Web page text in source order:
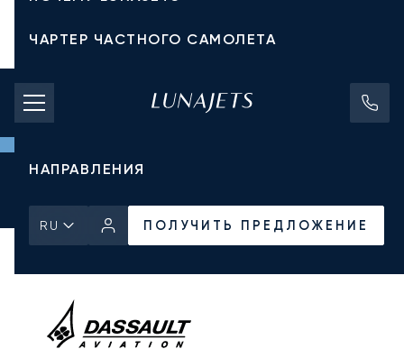
ЧАРТЕР ЧАСТНОГО САМОЛЕТА
СТОИМОСТЬ ЧАРТЕРА
ЧАСТНЫЕ САМОЛЕТЫ
НАПРАВЛЕНИЯ
RU ПОЛУЧИТЬ ПРЕДЛОЖЕНИЕ